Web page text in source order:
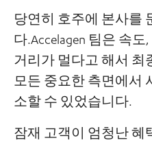
당연히 호주에 본사를
다.Accelagen 팀은 속
거리가 멀다고 해서 최
모든 중요한 측면에서
소할 수 있었습니다.
잠재 고객이 엄청난 혜